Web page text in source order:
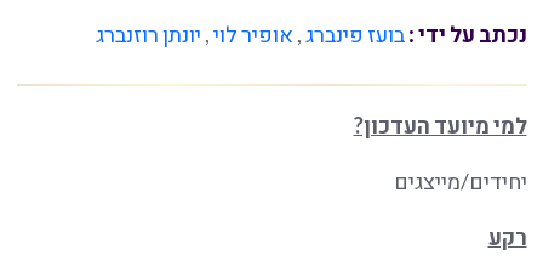
נכתב על ידי :בועז פינברג, אופיר לוי, יונתן רוזנברג
למי מיועד העדכון?
יחידים/מייצגים
רקע